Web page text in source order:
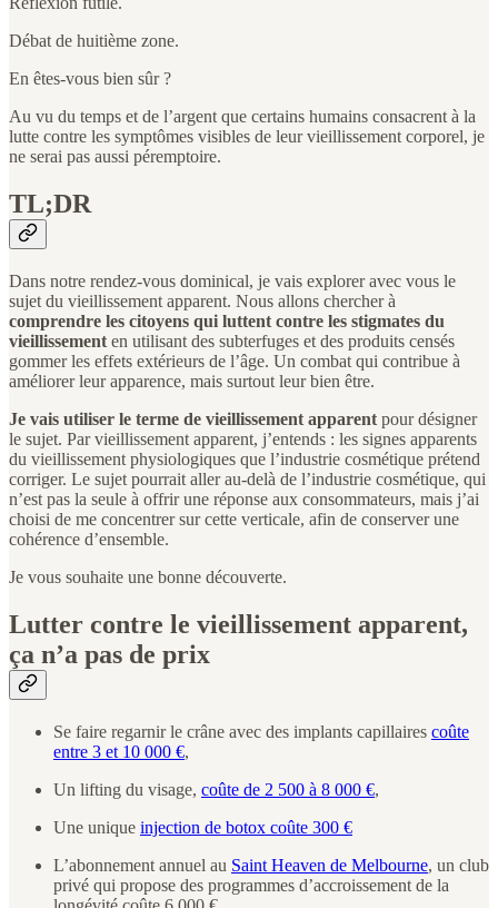
Débat de huitième zone.
En êtes-vous bien sûr ?
Au vu du temps et de l’argent que certains humains consacrent à la
lutte contre les symptômes visibles de leur vieillissement corporel, je
ne serai pas aussi péremptoire.
TL;DR
Dans notre rendez-vous dominical, je vais explorer avec vous le
sujet du vieillissement apparent. Nous allons chercher à
comprendre les citoyens qui luttent contre les stigmates du
vieillissement en utilisant des subterfuges et des produits censés
gommer les effets extérieurs de l’âge. Un combat qui contribue à
améliorer leur apparence, mais surtout leur bien être.
Je vais utiliser le terme de vieillissement apparent pour désigner
le sujet. Par vieillissement apparent, j’entends : les signes apparents
du vieillissement physiologiques que l’industrie cosmétique prétend
corriger. Le sujet pourrait aller au-delà de l’industrie cosmétique, qui
n’est pas la seule à offrir une réponse aux consommateurs, mais j’ai
choisi de me concentrer sur cette verticale, afin de conserver une
cohérence d’ensemble.
Je vous souhaite une bonne découverte.
Lutter contre le vieillissement apparent,
ça n’a pas de prix
Se faire regarnir le crâne avec des implants capillaires coûte
entre 3 et 10 000 €,
Un lifting du visage, coûte de 2 500 à 8 000 €,
Une unique injection de botox coûte 300 €
L’abonnement annuel au Saint Heaven de Melbourne, un club
privé qui propose des programmes d’accroissement de la